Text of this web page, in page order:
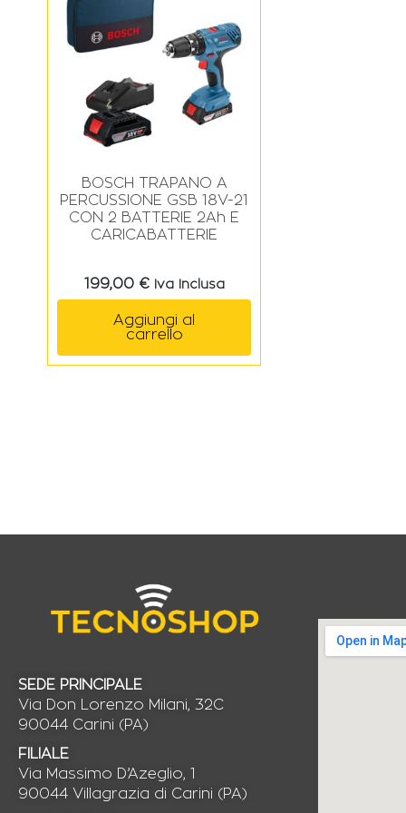
BOSCH TRAPANO A
PERCUSSIONE GSB 18V-21
CON 2 BATTERIE 2Ah E
CARICABATTERIE
199,00 € Iva Inclusa
Aggiungi al
carrello
SEDE PRINCIPALE
Via Don Lorenzo Milani, 32C
90044 Carini (PA)
FILIALE
Via Massimo D’Azeglio, 1
90044 Villagrazia di Carini (PA)